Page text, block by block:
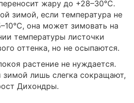
жару до +28–30°С.
зимой, если температура не
она может зимовать на
температуры листочки
оттенка, но не осыпаются.
растение не нуждается.
лишь слегка сокращают,
Дихондры.